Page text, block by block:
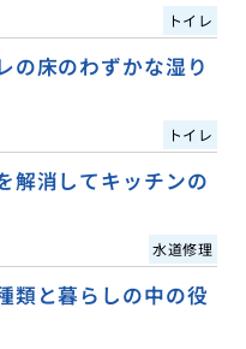
トイレ
の床のわずかな湿り
トイレ
解消してキッチンの
水道修理
類と暮らしの中の役